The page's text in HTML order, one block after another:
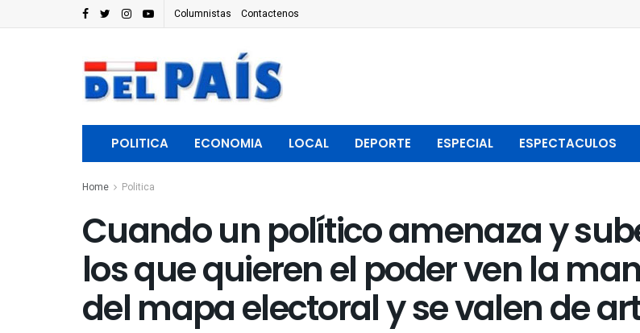
Columnistas Contactenos
POLITICA ECONOMIA LOCAL DEPORTE ESPECIAL ESPECTACULOS
Home Politica
Cuando un político amenaza y
los que quieren el poder ven la
del mapa electoral y se valen de